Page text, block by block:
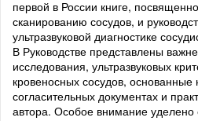
первой в России книге,
сканированию сосудов, и
ультразвуковой диагностике
В Руководстве представлены
исследования, ультразвуковых
кровеносных сосудов,
согласительных документах и
автора. Особое внимание уделено